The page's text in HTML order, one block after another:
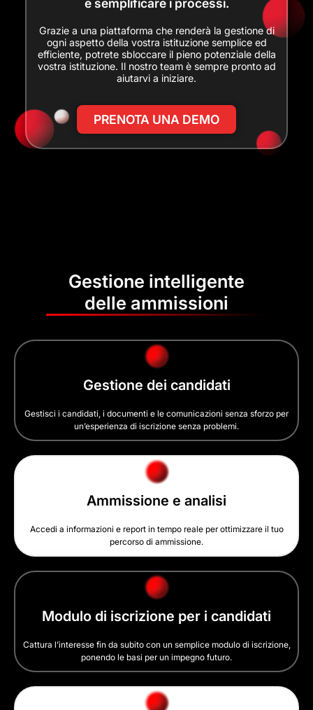
Grazie a una piattaforma che renderà la gestione di
ogni aspetto della vostra istituzione semplice ed
efficiente, potrete sbloccare il pieno potenziale della
vostra istituzione. Il nostro team è sempre pronto ad
aiutarvi a iniziare.
PRENOTA UNA DEMO
Gestione intelligente
delle ammissioni
Gestione dei candidati
Gestisci i candidati, i documenti e le comunicazioni senza sforzo per
un’esperienza di iscrizione senza problemi.
Ammissione e analisi
Accedi a informazioni e report in tempo reale per ottimizzare il tuo
percorso di ammissione.
Modulo di iscrizione per i candidati
Cattura l’interesse fin da subito con un semplice modulo di iscrizione,
ponendo le basi per un impegno futuro.